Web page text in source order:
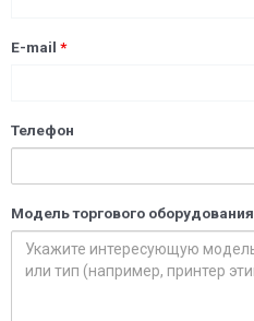
E-mail *
Телефон
Модель торгового оборудования